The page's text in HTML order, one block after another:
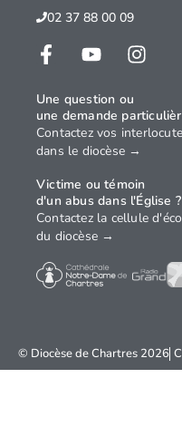
© Diocèse de Chartres 2026
02 37 88 00 09
Une question ou
une demande
Contactez vos
dans le diocèse →
Victime ou témoin
d'un abus dans l'Église ?
Contactez la cellule
du diocèse →